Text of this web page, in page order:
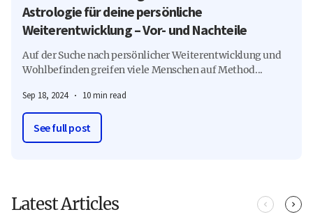
Astrologie für deine persönliche
Weiterentwicklung – Vor- und Nachteile
Auf der Suche nach persönlicher Weiterentwicklung und
Wohlbefinden greifen viele Menschen auf Method...
Sep 18, 2024 10 min read
See full post
Latest Articles